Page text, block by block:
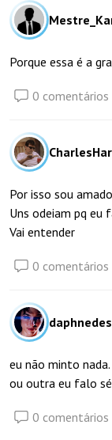
Porque essa é a
0 comentários
Por isso sou
Uns odeiam pq
Vai entender
0 comentários
eu não minto
ou outra eu falo
0 comentários